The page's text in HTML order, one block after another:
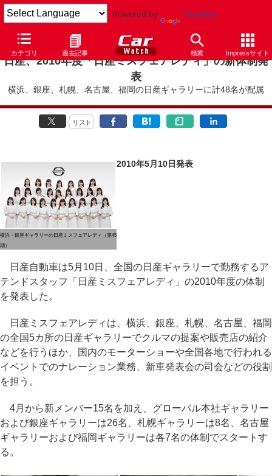
Powered by Translate
カテゴリ 過去記事 検索 Impressサイト
日産、2010年度「日産ミスフェアレディ」の新体制発
表
横浜、銀座、札幌、名古屋、福岡の日産ギャラリーに計48名が配属
リスト
横浜・銀座ギャラリーの日産ミスフェアレディ（第45
期）
2010年5月10日発表
日産自動車は5月10日、全国の日産ギャラリーで勤務するア
テンドスタッフ「日産ミスフェアレディ」の2010年度の体制
を発表した。
日産ミスフェアレディは、横浜、銀座、札幌、名古屋、福岡
の全国5カ所の日産ギャラリーでクルマの提案や販売店の紹介
などを行うほか、国内のモーターショーや全国各地で行われる
イベントでのナレーション業務、新車発表会の司会などの役割
を担う。
4月から新メンバー15名を加え、グローバル本社ギャラリー
および銀座ギャラリーは26名、札幌ギャラリーは8名、名古屋
ギャラリーおよび福岡ギャラリーは各7名の体制でスタートす
る。